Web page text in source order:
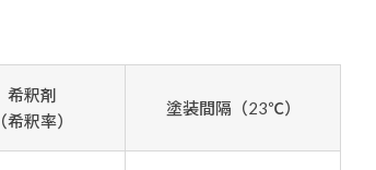
ダンジオーラシステム
希釈剤
（希釈率）
塗装間隔（23℃）